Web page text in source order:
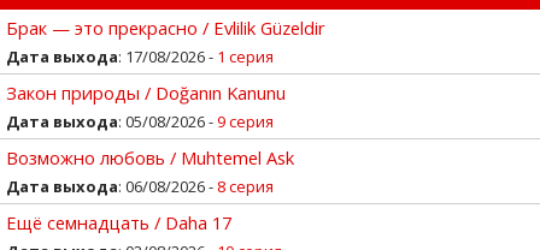
Брак — это прекрасно / Evlilik Güzeldir
Дата выхода: 17/08/2026 - 1 серия
Закон природы / Doğanın Kanunu
Дата выхода: 05/08/2026 -9 серия
Возможно любовь / Muhtemel Ask
Дата выхода: 06/08/2026 - 8 серия
Ещё семнадцать / Daha 17